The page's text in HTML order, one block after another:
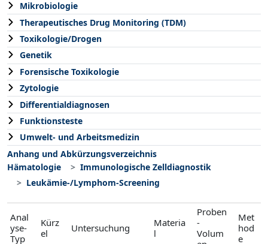
Mikrobiologie
Therapeutisches Drug Monitoring (TDM)
Toxikologie/Drogen
Genetik
Forensische Toxikologie
Zytologie
Differentialdiagnosen
Funktionsteste
Umwelt- und Arbeitsmedizin
Anhang und Abkürzungsverzeichnis
Hämatologie
Immunologische Zelldiagnostik
Leukämie-/Lymphom-Screening
Anal
yse-
Typ
Kürz
el
Untersuchung
Materia
l
Proben
-
Volum
Met
hod
e